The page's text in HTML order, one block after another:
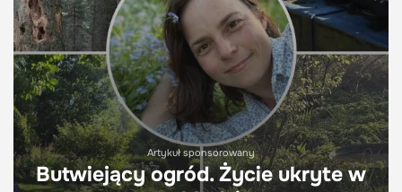
Artykuł sponsorowany
Butwiejący ogród. Życie ukryte w